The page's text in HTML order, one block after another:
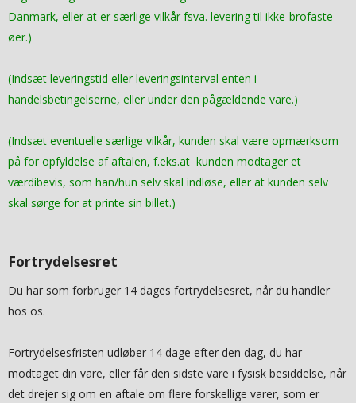
Danmark, eller at er særlige vilkår fsva. levering til ikke-brofaste
øer.)
(Indsæt leveringstid eller leveringsinterval enten i
handelsbetingelserne, eller under den pågældende vare.)
(Indsæt eventuelle særlige vilkår, kunden skal være opmærksom
på for opfyldelse af aftalen, f.eks.at kunden modtager et
værdibevis, som han/hun selv skal indløse, eller at kunden selv
skal sørge for at printe sin billet.)
Fortrydelsesret
Du har som forbruger 14 dages fortrydelsesret, når du handler
hos os.
Fortrydelsesfristen udløber 14 dage efter den dag, du har
modtaget din vare, eller får den sidste vare i fysisk besiddelse, når
det drejer sig om en aftale om flere forskellige varer, som er